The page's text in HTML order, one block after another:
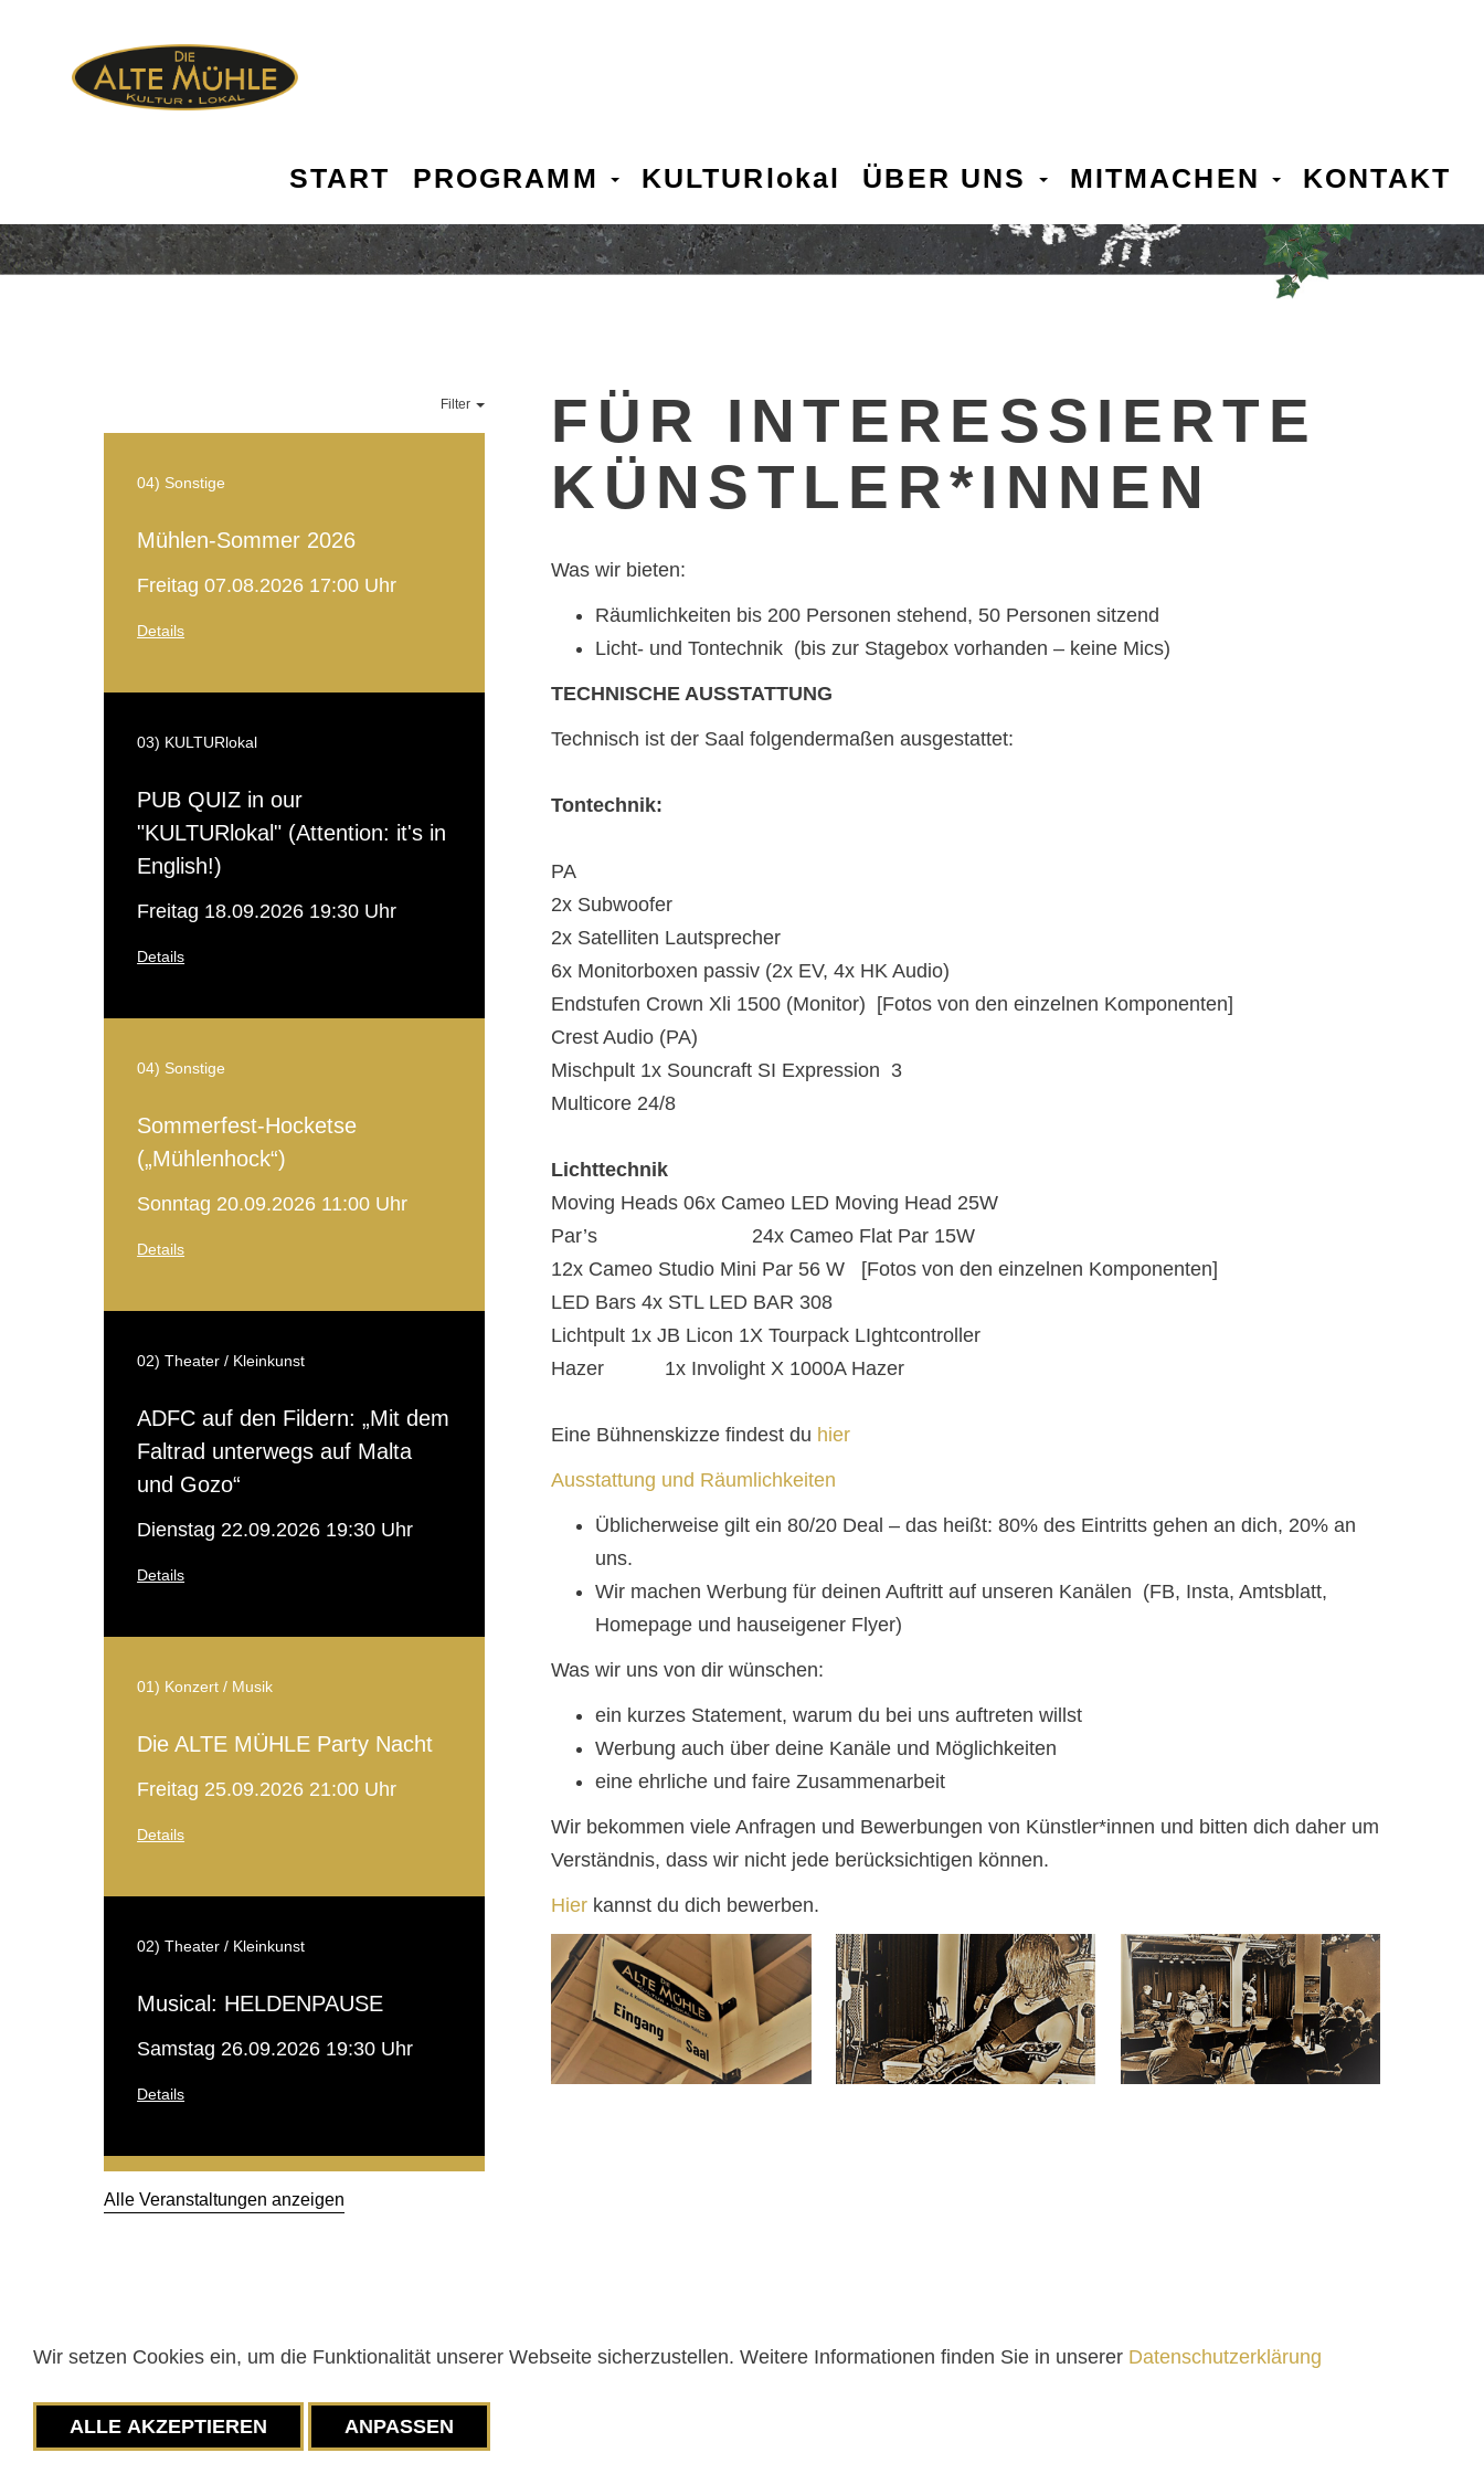
START PROGRAMM KULTURlokal ÜBER UNS MITMACHEN KONTAKT
Filter
04) Sonstige
Mühlen-Sommer 2026
Freitag 07.08.2026 17:00 Uhr
Details
03) KULTURlokal
PUB QUIZ in our
"KULTURlokal" (Attention: it's in
English!)
Freitag 18.09.2026 19:30 Uhr
Details
04) Sonstige
Sommerfest-Hocketse
(„Mühlenhock“)
Sonntag 20.09.2026 11:00 Uhr
Details
02) Theater / Kleinkunst
ADFC auf den Fildern: „Mit dem
Faltrad unterwegs auf Malta
und Gozo“
Dienstag 22.09.2026 19:30 Uhr
Details
01) Konzert / Musik
Die ALTE MÜHLE Party Nacht
Freitag 25.09.2026 21:00 Uhr
Details
02) Theater / Kleinkunst
Musical: HELDENPAUSE
Samstag 26.09.2026 19:30 Uhr
Details
01) Konzert / Musik
Alle Veranstaltungen anzeigen
FÜR INTERESSIERTE
KÜNSTLER*INNEN
Was wir bieten:
Räumlichkeiten bis 200 Personen stehend, 50 Personen sitzend
Licht- und Tontechnik (bis zur Stagebox vorhanden – keine Mics)
TECHNISCHE AUSSTATTUNG
Technisch ist der Saal folgendermaßen ausgestattet:
Tontechnik:
PA
2x Subwoofer
2x Satelliten Lautsprecher
6x Monitorboxen passiv (2x EV, 4x HK Audio)
Endstufen Crown Xli 1500 (Monitor) [Fotos von den einzelnen Komponenten]
Crest Audio (PA)
Mischpult 1x Souncraft SI Expression 3
Multicore 24/8
Lichttechnik
Moving Heads 06x Cameo LED Moving Head 25W
Par’s 24x Cameo Flat Par 15W
12x Cameo Studio Mini Par 56 W [Fotos von den einzelnen Komponenten]
LED Bars 4x STL LED BAR 308
Lichtpult 1x JB Licon 1X Tourpack LIghtcontroller
Hazer 1x Involight X 1000A Hazer
Eine Bühnenskizze findest du hier
Ausstattung und Räumlichkeiten
Üblicherweise gilt ein 80/20 Deal – das heißt: 80% des Eintritts gehen an dich, 20% an
uns.
Wir machen Werbung für deinen Auftritt auf unseren Kanälen (FB, Insta, Amtsblatt,
Homepage und hauseigener Flyer)
Was wir uns von dir wünschen:
ein kurzes Statement, warum du bei uns auftreten willst
Werbung auch über deine Kanäle und Möglichkeiten
eine ehrliche und faire Zusammenarbeit
Wir bekommen viele Anfragen und Bewerbungen von Künstler*innen und bitten dich daher um
Verständnis, dass wir nicht jede berücksichtigen können.
Hier kannst du dich bewerben.
KOMMUNIKATIONSZENTRUM
ALTE MÜHLE E.V.
Wir setzen Cookies ein, um die Funktionalität unserer Webseite sicherzustellen. Weitere Informationen finden Sie in unserer Datenschutzerklärung
ALLE AKZEPTIEREN ANPASSEN